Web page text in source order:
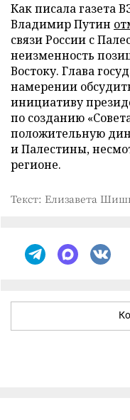
Как писала газета
Владимир Путин
связи России с
неизменность
Востоку. Глава
намерении
инициативу
по созданию
положительную
и Палестины,
регионе.
Текст: Елизавета